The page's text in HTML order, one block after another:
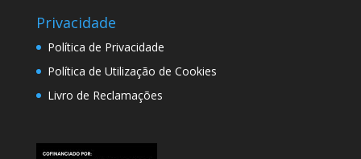
Privacidade
Política de Privacidade
Política de Utilização de Cookies
Livro de Reclamações